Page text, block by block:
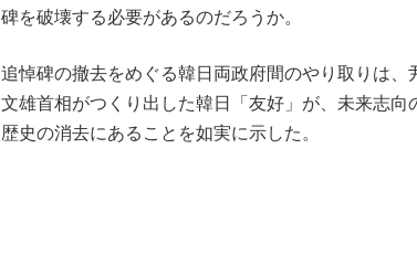
碑を破壊する必要があるのだろうか。
追悼碑の撤去をめぐる韓日両政府間のやり取りは
文雄首相がつくり出した韓日「友好」が、未来志
歴史の消去にあることを如実に示した。